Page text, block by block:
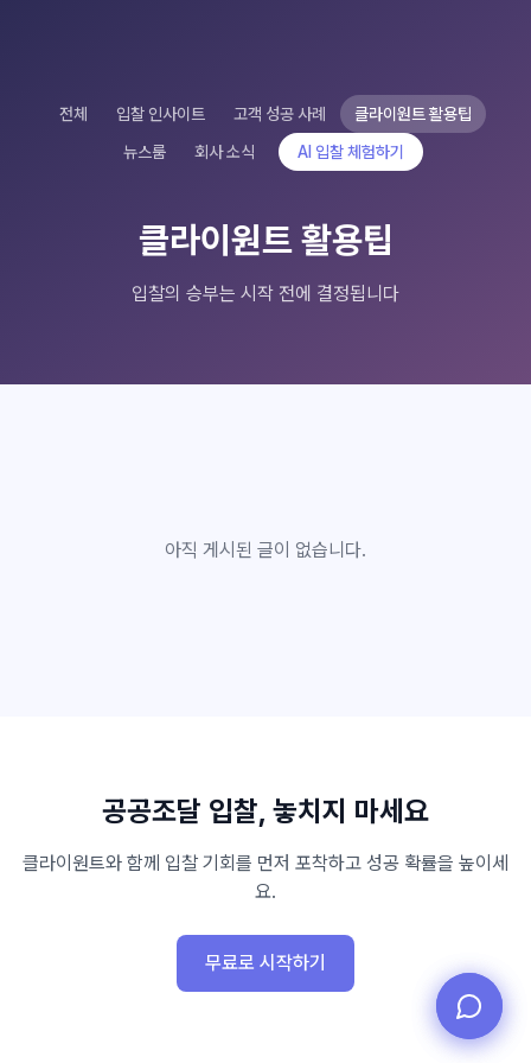
전체 입찰 인사이트 고객 성공 사례
클라이원트 활용팁
뉴스룸
회사 소식 AI 입찰 체험하기
클라이원트 활용팁
입찰의 승부는 시작 전에 결정됩니다
아직 게시된 글이 없습니다.
공공조달 입찰, 놓치지 마세요
클라이원트와 함께 입찰 기회를 먼저 포착하고 성공 확률을 높이세
요.
무료로 시작하기